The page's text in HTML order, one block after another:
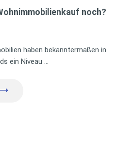
noch?
haben bekanntermaßen in
ein Niveau …